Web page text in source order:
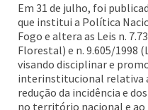
Em 31 de julho, foi
que institui a Política
Fogo e altera as Leis n.
Florestal) e n. 9.605/1998
visando disciplinar e
interinstitucional relativa
redução da incidência e
no território nacional e